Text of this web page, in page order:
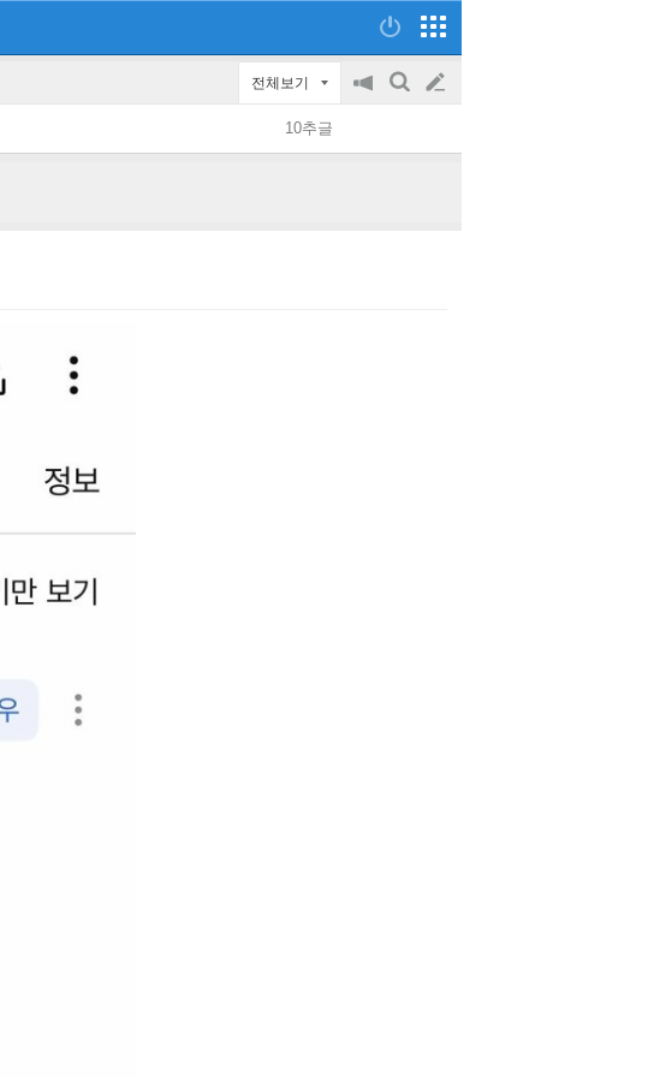
전체보기
공
on/off
검
글
쓰
10추글